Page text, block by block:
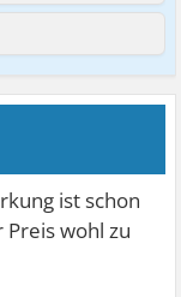
ist schon
wohl zu